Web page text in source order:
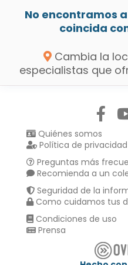
No encontramos
coincida
Cambia la
especialistas que
Quiénes somos
Política de privacidad
Preguntas más
Recomienda a un
Seguridad de la
Como cuidamos tus
Condiciones de uso
Prensa